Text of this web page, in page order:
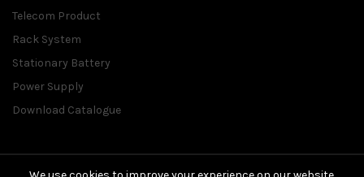
Telecom Product
Rack System
Stationary Battery
Power Supply
Download Catalogue